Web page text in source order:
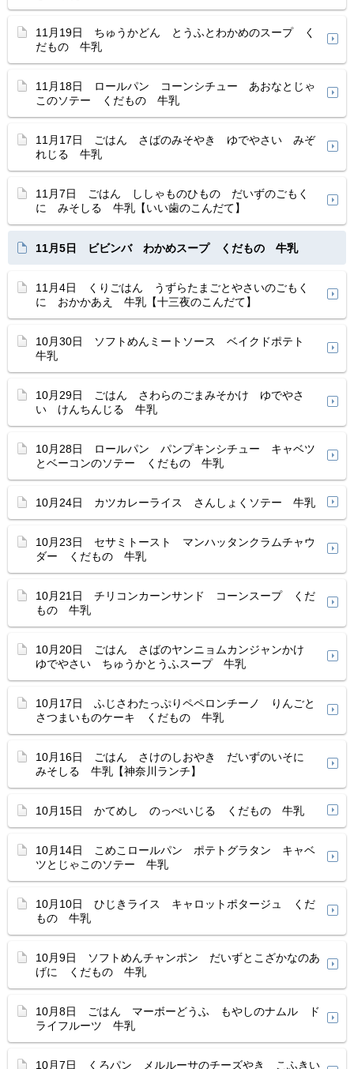
11月19日 ちゅうかどん とうふとわかめのスープ く
だもの 牛乳
11月18日 ロールパン コーンシチュー あおなとじゃ
このソテー くだもの 牛乳
11月17日 ごはん さばのみそやき ゆでやさい みぞ
れじる 牛乳
11月7日 ごはん ししゃものひもの だいずのごもく
に みそしる 牛乳【いい歯のこんだて】
11月5日 ビビンバ わかめスープ くだもの 牛乳
11月4日 くりごはん うずらたまごとやさいのごもく
に おかかあえ 牛乳【十三夜のこんだて】
10月30日 ソフトめんミートソース ベイクドポテト
牛乳
10月29日 ごはん さわらのごまみそかけ ゆでやさ
い けんちんじる 牛乳
10月28日 ロールパン パンプキンシチュー キャベツ
とベーコンのソテー くだもの 牛乳
10月24日 カツカレーライス さんしょくソテー 牛乳
10月23日 セサミトースト マンハッタンクラムチャウ
ダー くだもの 牛乳
10月21日 チリコンカーンサンド コーンスープ くだ
もの 牛乳
10月20日 ごはん さばのヤンニョムカンジャンかけ
ゆでやさい ちゅうかとうふスープ 牛乳
10月17日 ふじさわたっぷりペペロンチーノ りんごと
さつまいものケーキ くだもの 牛乳
10月16日 ごはん さけのしおやき だいずのいそに
みそしる 牛乳【神奈川ランチ】
10月15日 かてめし のっぺいじる くだもの 牛乳
10月14日 こめこロールパン ポテトグラタン キャベ
ツとじゃこのソテー 牛乳
10月10日 ひじきライス キャロットポタージュ くだ
もの 牛乳
10月9日 ソフトめんチャンポン だいずとこざかなのあ
げに くだもの 牛乳
10月8日 ごはん マーボーどうふ もやしのナムル ド
ライフルーツ 牛乳
10月7日 くろパン メルルーサのチーズやき こふきい